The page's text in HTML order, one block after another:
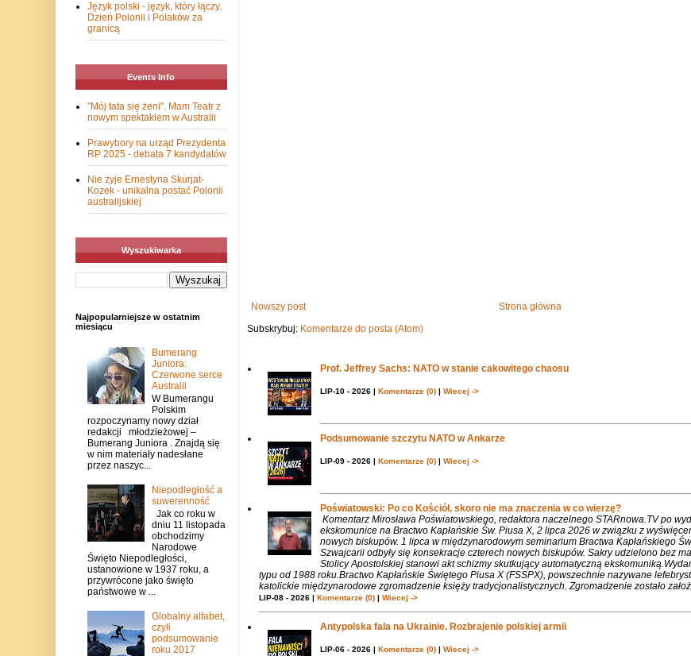
Nowszy post
Strona główna
Subskrybuj: Komentarze do posta (Atom)
Prof. Jeffrey Sachs: NATO w stanie cakowitego chaosu
LIP-10 - 2026 | Komentarze (0)| Wiecej ->
Podsumowanie szczytu NATO w Ankarze
LIP-09 - 2026 | Komentarze (0)| Wiecej ->
Poświatowski: Po co Kościół, skoro nie ma znaczenia w co wierzę?
Komentarz Mirosława Poświatowskiego, redaktora naczelnego STARnowa.TV po
ekskomunice na Bractwo Kapłańskie Św. Piusa X, 2 lipca 2026 w związku z
nowych biskupów. 1 lipca w międzynarodowym seminarium Bractwa Kapłańskiego
Szwajcarii odbyły się konsekracje czterech nowych biskupów. Sakry udzielono bez
Stolicy Apostolskiej stanowi akt schizmy skutkujący automatyczną
typu od 1988 roku.Bractwo Kapłańskie Świętego Piusa X (FSSPX), powszechnie nazywane
katolickie międzynarodowe zgromadzenie księży tradycjonalistycznych. Zgromadzenie zostało
LIP-08 - 2026 | Komentarze (0)| Wiecej ->
Antypolska fala na Ukrainie. Rozbrajenie polskiej armii
LIP-06 - 2026 | Komentarze (0)| Wiecej ->
Język polski - język, który łączy.
Dzień Polonii i Polaków za
granicą
Events Info
"Mój tata się żeni". Mam Teatr z
nowym spektaklem w Australii
Prawybory na urząd Prezydenta
RP 2025 - debata 7 kandydatów
Nie żyje Ernestyna Skurjat-
Kozek - unikalna postać Polonii
australijskiej
Wyszukiwarka
Najpopularniejsze w ostatnim
miesiącu
Bumerang
Juniora:
Czerwone serce
Australii
W Bumerangu
Polskim
rozpoczynamy nowy dział
redakcji młodzieżowej –
Bumerang Juniora . Znajdą się
w nim materiały nadesłane
przez naszyc...
Niepodległość a
suwerenność
Jak co roku w
dniu 11 listopada
obchodzimy
Narodowe
Święto Niepodległości,
ustanowione w 1937 roku, a
przywrócone jako święto
państwowe w ...
Globalny alfabet,
czyli
podsumowanie
roku 2017